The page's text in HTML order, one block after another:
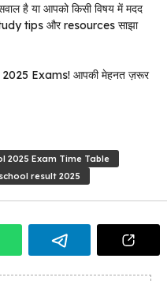
है या आपको किसी विषय में मदद
tips और resources साझा
Exams! आपकी मेहनत ज़रूर
2025 Exam Time Table
result 2025